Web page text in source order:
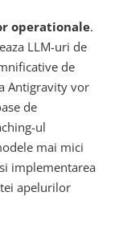
operationale.
LLM-uri de
de
Antigravity vor
de
ul
mai mici
implementarea
apelurilor